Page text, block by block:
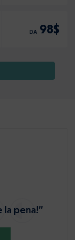
DA 98$
la pena!”